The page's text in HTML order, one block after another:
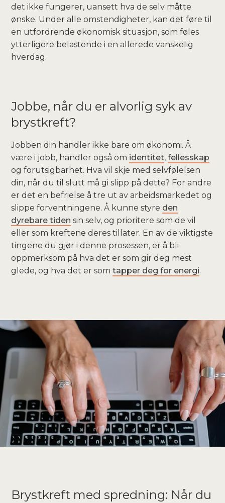
det ikke fungerer, uansett hva de selv måtte
ønske. Under alle omstendigheter, kan det føre til
en utfordrende økonomisk situasjon, som føles
ytterligere belastende i en allerede vanskelig
hverdag.
Jobbe, når du er alvorlig syk av
brystkreft?
Jobben din handler ikke bare om økonomi. Å
være i jobb, handler også om identitet,fellesskap
og forutsigbarhet. Hva vil skje med selvfølelsen
din, når du til slutt må gi slipp på dette? For andre
er det en befrielse å tre ut av arbeidsmarkedet og
slippe forventningene. Å kunne styre den
dyrebare tiden sin selv, og prioritere som de vil
eller som kreftene deres tillater. En av de viktigste
tingene du gjør i denne prosessen, er å bli
oppmerksom på hva det er som gir deg mest
glede, og hva det er somtapper deg for energi.
Brystkreft med spredning: Når du